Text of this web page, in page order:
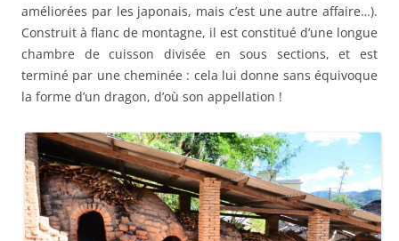
améliorées par les japonais, mais c’est une autre affaire…).
Construit à flanc de montagne, il est constitué d’une longue
chambre de cuisson divisée en sous sections, et est
terminé par une cheminée : cela lui donne sans équivoque
la forme d’un dragon, d’où son appellation !